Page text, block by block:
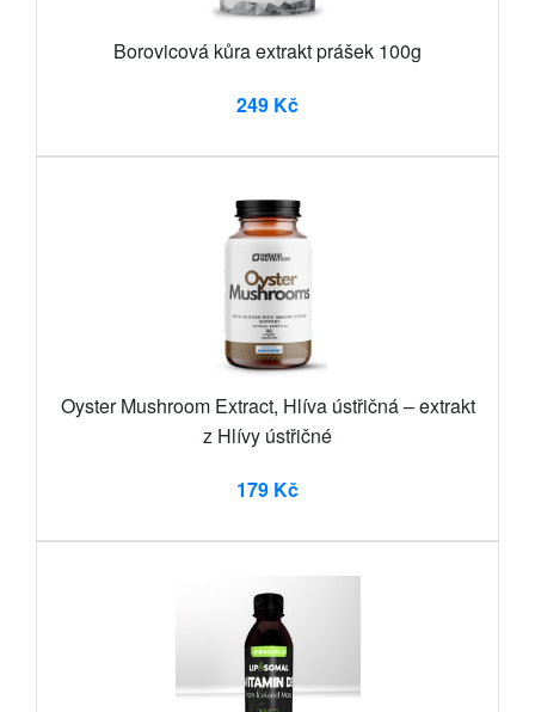
Borovicová kůra extrakt prášek 100g
249 Kč
Oyster Mushroom Extract, Hlíva ústřičná – extrakt
z Hlívy ústřičné
179 Kč